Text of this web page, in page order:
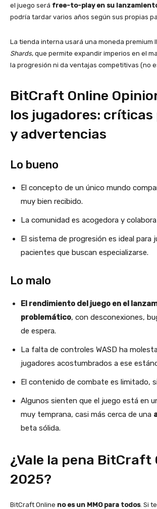
el juego será free-to-play en su
podría tardar varios años según sus propias
La tienda interna usará una moneda premium
Shards, que permite expandir imperios en el
la progresión ni da ventajas competitivas (no
BitCraft Online
los jugadores:
y advertencias
Lo bueno
El concepto de un único mundo
muy bien recibido.
La comunidad es acogedora y
El sistema de progresión es ideal para
pacientes que buscan especializarse.
Lo malo
El rendimiento del juego en el
problemático, con desconexiones,
de espera.
La falta de controles WASD ha
jugadores acostumbrados a ese
El contenido de combate es limitado,
Algunos sienten que el juego está en
muy temprana, casi más cerca de una
beta sólida.
¿Vale la pena BitCraft
2025?
BitCraft Online no es un MMO para todos. Si